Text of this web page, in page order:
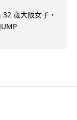
歲大阪女子，